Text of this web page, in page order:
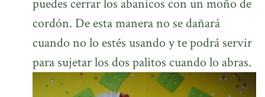
puedes cerrar los abanicos con un moño de
cordón. De esta manera no se dañará
cuando no lo estés usando y te podrá servir
para sujetar los dos palitos cuando lo abras.